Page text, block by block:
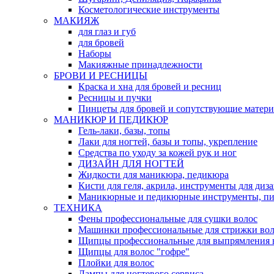
Косметологические инструменты
МАКИЯЖ
для глаз и губ
для бровей
Наборы
Макияжные принадлежности
БРОВИ И РЕСНИЦЫ
Краска и хна для бровей и ресниц
Ресницы и пучки
Пинцеты для бровей и сопутствующие
МАНИКЮР И ПЕДИКЮР
Гель-лаки, базы, топы
Лаки для ногтей, базы и топы, укрепление
Средства по уходу за кожей рук и ног
ДИЗАЙН ДЛЯ НОГТЕЙ
Жидкости для маникюра, педикюра
Кисти для геля, акрила, инструменты для
Маникюрные и педикюрные инструменты,
ТЕХНИКА
Фены профессиональные для сушки волос
Машинки профессиональные для стрижки
Щипцы профессиональные для выпрямления
Щипцы для волос "гофре"
Плойки для волос